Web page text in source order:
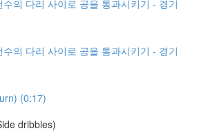
의 다리 사이로 공을 통과시키기 - 경기
의 다리 사이로 공을 통과시키기 - 경기
(0:17)
dribbles)